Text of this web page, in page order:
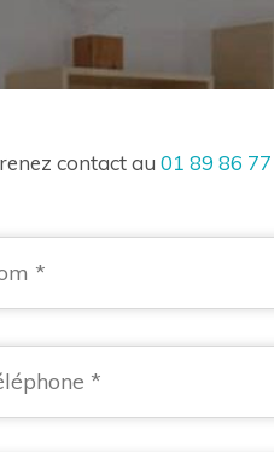
contact au 01 89 86